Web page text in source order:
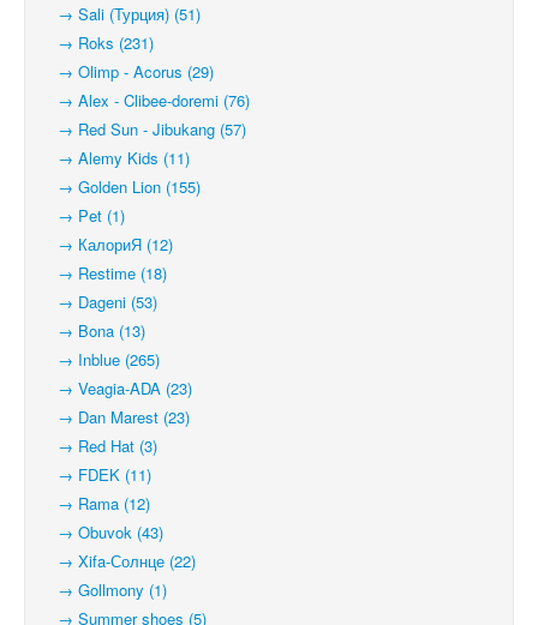
→ Sali (Турция) (51)
→ Roks (231)
→ Olimp - Acorus (29)
→ Alex - Clibee-doremi (76)
→ Red Sun - Jibukang (57)
→ Alemy Kids (11)
→ Golden Lion (155)
→ Pet (1)
→ КалориЯ (12)
→ Restime (18)
→ Dageni (53)
→ Bona (13)
→ Inblue (265)
→ Veagia-ADA (23)
→ Dan Marest (23)
→ Red Hat (3)
→ FDEK (11)
→ Rama (12)
→ Obuvok (43)
→ Xifa-Солнце (22)
→ Gollmony (1)
→ Summer shoes (5)